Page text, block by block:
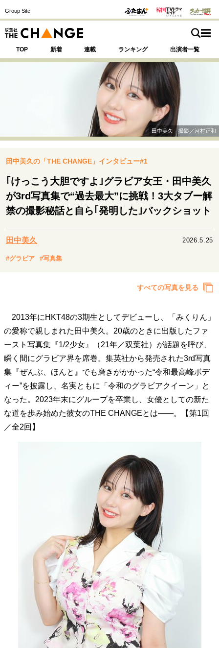
Group Site
TOP 新着 連載 ランキング 出演者一覧
注目の記事テーマで探す
運命を変えた出会い 決断の裏側
表現者の葛藤
人生が動いた日 10代の挫折と原点
セカンドキャリアの描き方
夢を掴む選択
リーダーの流儀 変革の原動力
次世代へのバトン
トップが描く未来
マインドセット
重圧との向き合い方 一流のルーティン
20代の現在地
忘れられない言葉
10代・20代の土台
病が教えてくれたこと
熱狂できるもの
一生モノの愛用品
60代のネクストステージ
社会・カルチャー・マネー
地域とつながる/お金との付き合い方
田中美久 撮影／河村正和
田中美久の「THE CHANGE」インタビュー#1
｢けっこう大胆ですよ｣グラビア女王・田中美久
が3rd写真集で“過去最大”に挑戦！3大タブー解
禁の撮影秘話と自ら｢発明した｣バックショット
田中美久 2026.5.25
#グラビア #写真集
すべての写真を見る
2013年にHKT48の3期生としてデビューし、「みくりん」
の愛称で親しまれた田中美久。20歳のときに出版したファ
ースト写真集『1/2少女』（21年／双葉社）が話題を呼び、
瞬く間にグラビア界を席巻。集英社から発売された3rd写真
集『ぜんぶ、ほんと』でも磨きがかかった“令和最高峰ボデ
ィー”を披露し、名実ともに「令和のグラビアクイーン」と
なった。2023年末にグループを卒業し、女優としての新た
な道を歩み始めた彼女のTHE CHANGEとは――。【第1回
／全2回】